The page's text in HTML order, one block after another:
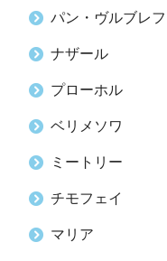
パン・ヴルブレ
ナザール
プローホル
ベリメソワ
ミートリー
チモフェイ
マリア